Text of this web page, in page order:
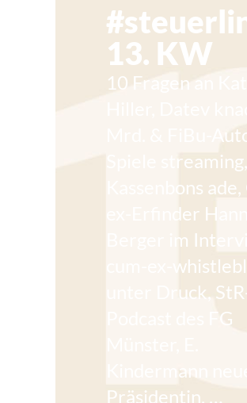
13. KW
10 Fragen an
Mrd. & FiBu-
Spiele streaming,
Kassenbons
ex-Erfinder Hanno
Berger im
cum-ex-
unter Druck,
Podcast des FG
Kindermann
Präsidentin, …